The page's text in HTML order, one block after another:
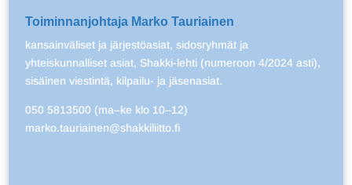
Toiminnanjohtaja Marko Tauriainen
kansainväliset ja järjestöasiat, sidosryhmät ja
yhteiskunnalliset asiat, Shakki-lehti (numeroon 4/2024 asti),
sisäinen viestintä, kilpailu- ja jäsenasiat.
050 5813500 (ma–ke klo 10–12)
marko.tauriainen@shakkiliitto.fi